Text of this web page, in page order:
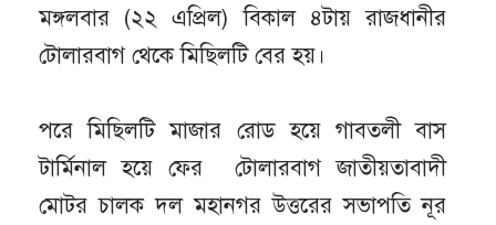
মঙ্গলবার (২২ এপ্রিল) বিকাল ৪টায় রাজধানীর
টোলারবাগ থেকে মিছিলটি বের হয়।
পরে মিছিলটি মাজার রোড হয়ে গাবতলী বাস
টার্মিনাল হয়ে ফের টোলারবাগ জাতীয়তাবাদী
মোটর চালক দল মহানগর উত্তরের সভাপতি নূর